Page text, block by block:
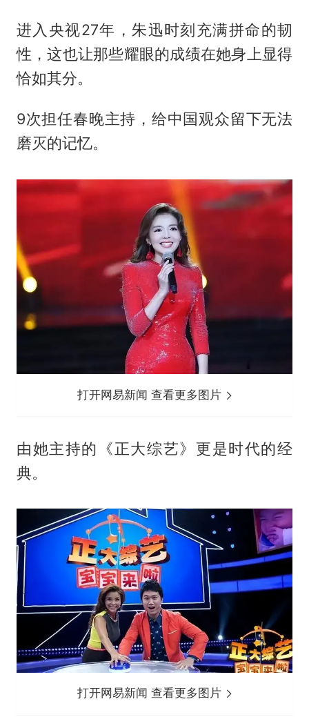
进入央视27年，朱迅时刻充满拼命的韧
性，这也让那些耀眼的成绩在她身上显得
恰如其分。
9次担任春晚主持，给中国观众留下无法
磨灭的记忆。
打开网易新闻 查看更多图片
由她主持的《正大综艺》更是时代的经
典。
打开网易新闻 查看更多图片